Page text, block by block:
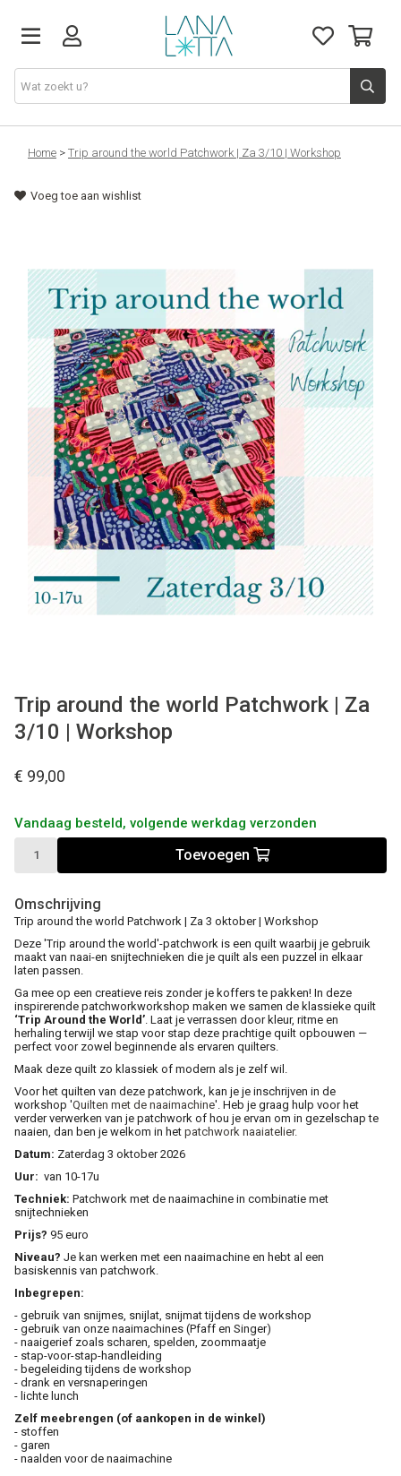
Stoffen
Fournituren
Patronen
Naaimachines
Workshops
Tips & tricks
Cadeaubon
Solden
Contact
Home > Trip around the world Patchwork | Za 3/10 | Workshop
Voeg toe aan wishlist
Trip around the world Patchwork | Za
3/10 | Workshop
€ 99,00
Vandaag besteld, volgende werkdag verzonden
Toevoegen
Omschrijving
Trip around the world Patchwork | Za 3 oktober | Workshop
Deze 'Trip around the world'-patchwork is een quilt waarbij je gebruik
maakt van naai-en snijtechnieken die je quilt als een puzzel in elkaar
laten passen.
Ga mee op een creatieve reis zonder je koffers te pakken! In deze
inspirerende patchworkworkshop maken we samen de klassieke quilt
‘Trip Around the World’ . Laat je verrassen door kleur, ritme en
herhaling terwijl we stap voor stap deze prachtige quilt opbouwen —
perfect voor zowel beginnende als ervaren quilters.
Maak deze quilt zo klassiek of modern als je zelf wil.
Voor het quilten van deze patchwork, kan je je inschrijven in de
workshop 'Quilten met de naaimachine'. Heb je graag hulp voor het
verder verwerken van je patchwork of hou je ervan om in gezelschap te
naaien, dan ben je welkom in het patchwork naaiatelier.
Datum: Zaterdag 3 oktober 2026
Uur: van 10-17u
Techniek: Patchwork met de naaimachine in combinatie met
snijtechnieken
Prijs? 95 euro
Niveau? Je kan werken met een naaimachine en hebt al een
basiskennis van patchwork.
Inbegrepen:
- gebruik van snijmes, snijlat, snijmat tijdens de workshop
- gebruik van onze naaimachines (Pfaff en Singer)
- naaigerief zoals scharen, spelden, zoommaatje
- stap-voor-stap-handleiding
- begeleiding tijdens de workshop
- drank en versnaperingen
- lichte lunch
Zelf meebrengen (of aankopen in de winkel)
- stoffen
- garen
- naalden voor de naaimachine